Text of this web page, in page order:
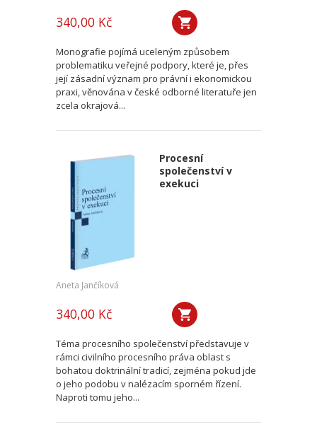
340,00 Kč
Monografie pojímá uceleným způsobem
problematiku veřejné podpory, které je, přes
její zásadní význam pro právní i ekonomickou
praxi, věnována v české odborné literatuře jen
zcela okrajová...
Procesní
společenství v
exekuci
Aneta Jančíková
340,00 Kč
Téma procesního společenství představuje v
rámci civilního procesního práva oblast s
bohatou doktrinální tradicí, zejména pokud jde
o jeho podobu v nalézacím sporném řízení.
Naproti tomu jeho...